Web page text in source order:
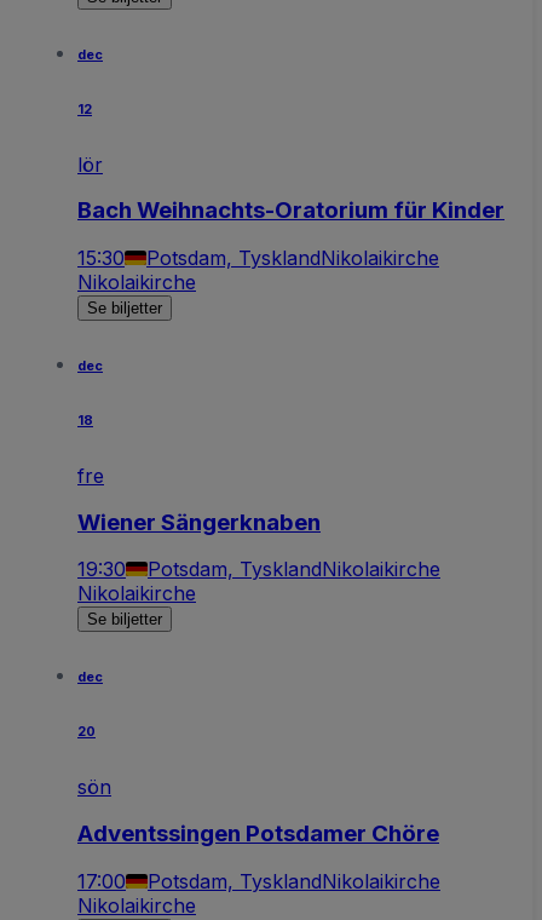
dec
12
lör
Bach Weihnachts-Oratorium für Kinder
15:30 Potsdam, TysklandNikolaikirche
Nikolaikirche
Se biljetter
dec
18
fre
Wiener Sängerknaben
19:30 Potsdam, TysklandNikolaikirche
Nikolaikirche
Se biljetter
dec
20
sön
Adventssingen Potsdamer Chöre
17:00 Potsdam, TysklandNikolaikirche
Nikolaikirche